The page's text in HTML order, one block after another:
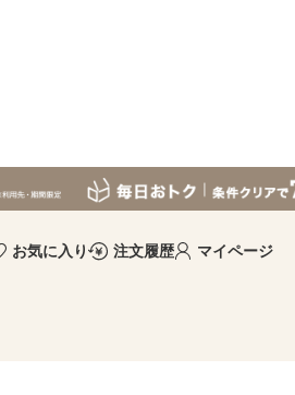
お気に入り 注文履歴 マイページ